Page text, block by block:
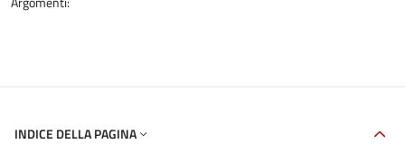
INDICE DELLA PAGINA